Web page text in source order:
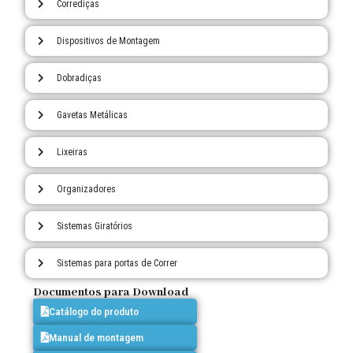
Corrediças
Dispositivos de Montagem
Dobradiças
Gavetas Metálicas
Lixeiras
Organizadores
Sistemas Giratórios
Sistemas para portas de Correr
Documentos para Download
Catálogo do produto
Manual de montagem